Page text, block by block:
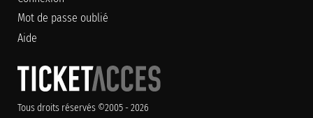
Mot de passe oublié
Aide
Tous droits réservés ©2005 - 2026